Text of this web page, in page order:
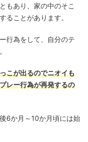
もあり、家の中のそこ
ることがあります。
行為をして、自分のテ
こが出るのでニオイも
レー行為が再発するの
6か月～10か月頃には始